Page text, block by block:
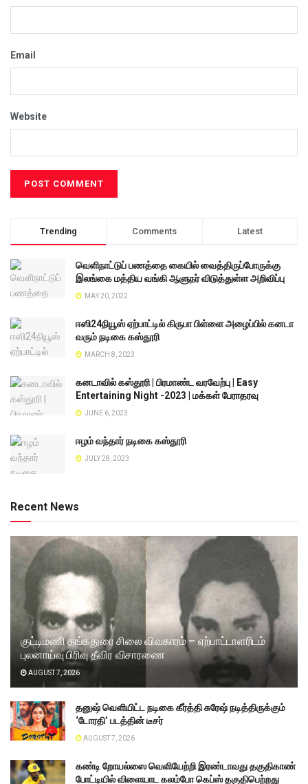
Email
Website
Trending Comments Latest
வெளிநாட்டுப் பணத்தை கையில் வைத்திருப்போருக்கு
இலங்கை மத்திய வங்கி ஆளுநர் விடுத்துள்ள அறிவிப்பு
MAY 20, 2022
ஈஸி24நியூஸ் ஏற்பாட்டில் கிருபா பிள்ளை அழைப்பில் கனடா
வரும் நடிகை கஸ்தூரி
MARCH 8, 2023
கனடாவில் கஸ்தூரி | பிரமாண்ட வரவேற்பு | Easy
Entertaining Night -2023 | மக்கள் பேராதரவு
JUNE 6, 2023
ஈழம் வந்தார் நடிகை கஸ்தூரி
JULY 28, 2023
Recent News
குட்டிமணி தங்கதுரை சிலை விவகாரம் – ஏற்பாட்டாளரிடம்
புலனாய்வு பிரிவு தீவிர விசாரணை
AUGUST 7, 2026
தனுஷ் வெளியிட்ட நடிகை கீர்த்தி சுரேஷ் நடித்திருக்கும்
‘டோரதி’ படத்தின் டீசர்
AUGUST 7, 2026
கண்டி றோயல்ஸை வெளியேற்றி இரண்டாவது தகுதிகாண்
போட்டியில் விளையாட கலம்போ கெப்ஸ் தகுதிபெற்றது